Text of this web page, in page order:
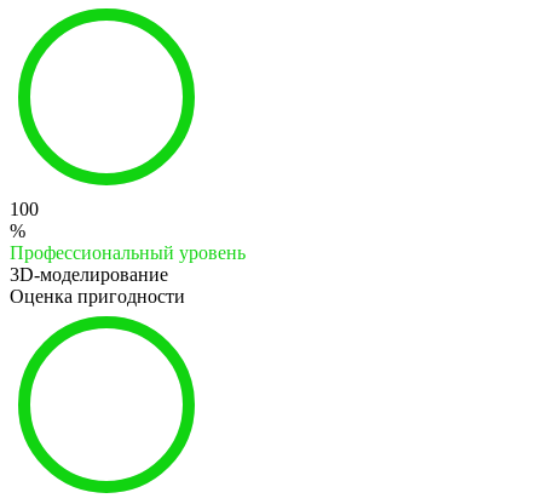
100
%
Профессиональный уровень
3D-моделирование
Оценка пригодности